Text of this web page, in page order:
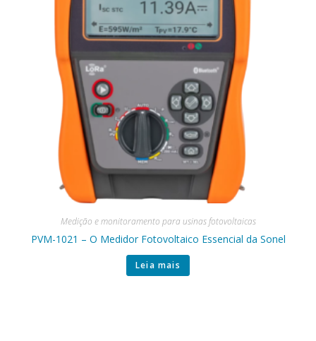
Medição e monitoramento para usinas fotovoltaicas
PVM-1021 – O Medidor Fotovoltaico Essencial da Sonel
Leia mais